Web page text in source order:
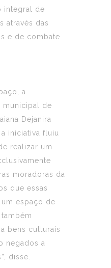
integral de
através das
e de combate
a
municipal de
Dejanira
iniciativa fluiu
realizar um
moradoras da
que essas
espaço de
bens culturais
negados a
disse.